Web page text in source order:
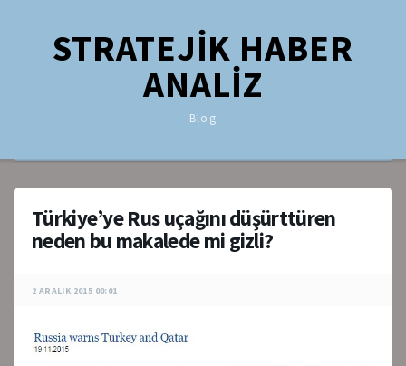
STRATEJİK HABER
ANALİZ
Blog
Türkiye’ye Rus uçağını düşürttüren
neden bu makalede mi gizli?
2 ARALIK 2015 00:01